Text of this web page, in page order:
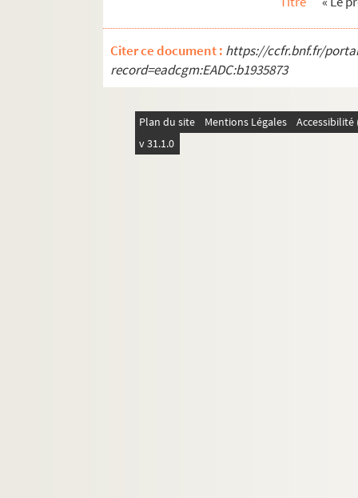
Citer ce document : https://ccfr.bnf.fr/
record=eadcgm:EADC:b1935873
Plan du site Mentions Légales
v 31.1.0